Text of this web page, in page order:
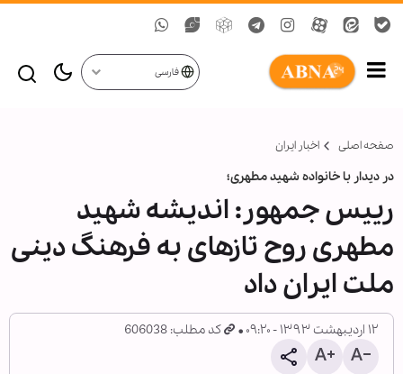
فارسی
صفحه اصلی اخبار ایران
در دیدار با خانواده شهید مطهری؛
رییس جمهور: اندیشه شهید
مطهری روح تازهای به فرهنگ دینی
ملت ایران داد
۱۲ اردیبهشت ۱۳۹۳ - ۰۹:۲۰ کد مطلب: 606038